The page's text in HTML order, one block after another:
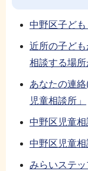
中野区子ど
近所の子ども
相談する場所
あなたの連
児童相談所」
中野区児童
中野区児童
みらいステ